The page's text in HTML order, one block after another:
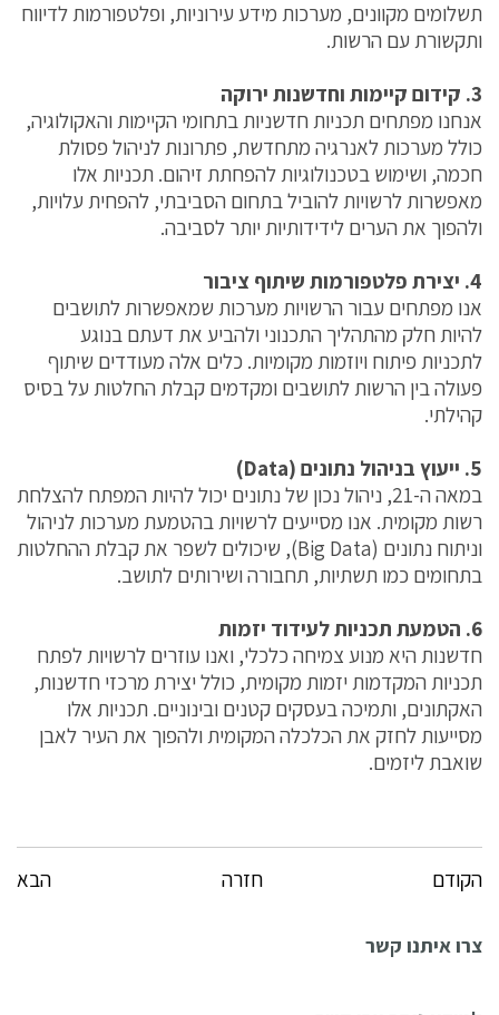
תשלומים מקוונים, מערכות מידע עירוניות, ופלטפורמות לדיווח
ותקשורת עם הרשות.
3. קידום קיימות וחדשנות ירוקה
אנחנו מפתחים תכניות חדשניות בתחומי הקיימות והאקולוגיה,
כולל מערכות לאנרגיה מתחדשת, פתרונות לניהול פסולת
חכמה, ושימוש בטכנולוגיות להפחתת זיהום. תכניות אלו
מאפשרות לרשויות להוביל בתחום הסביבתי, להפחית עלויות,
ולהפוך את הערים לידידותיות יותר לסביבה.
4. יצירת פלטפורמות שיתוף ציבור
אנו מפתחים עבור הרשויות מערכות שמאפשרות לתושבים
להיות חלק מהתהליך התכנוני ולהביע את דעתם בנוגע
לתכניות פיתוח ויוזמות מקומיות. כלים אלה מעודדים שיתוף
פעולה בין הרשות לתושבים ומקדמים קבלת החלטות על בסיס
קהילתי.
5. ייעוץ בניהול נתונים (Data)
במאה ה-21, ניהול נכון של נתונים יכול להיות המפתח להצלחת
רשות מקומית. אנו מסייעים לרשויות בהטמעת מערכות לניהול
וניתוח נתונים (Big Data), שיכולים לשפר את קבלת ההחלטות
בתחומים כמו תשתיות, תחבורה ושירותים לתושב.
6. הטמעת תכניות לעידוד יזמות
חדשנות היא מנוע צמיחה כלכלי, ואנו עוזרים לרשויות לפתח
תכניות המקדמות יזמות מקומית, כולל יצירת מרכזי חדשנות,
האקתונים, ותמיכה בעסקים קטנים ובינוניים. תכניות אלו
מסייעות לחזק את הכלכלה המקומית ולהפוך את העיר לאבן
שואבת ליזמים.
הקודם חזרה הבא
צרו איתנו קשר